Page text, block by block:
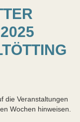
die Veranstaltungen
Wochen hinweisen.